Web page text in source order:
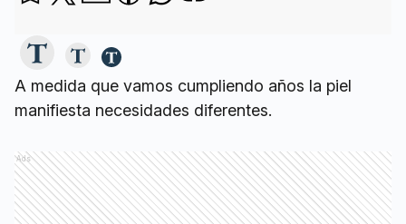
A medida que vamos cumpliendo años la piel
manifiesta necesidades diferentes.
Ads